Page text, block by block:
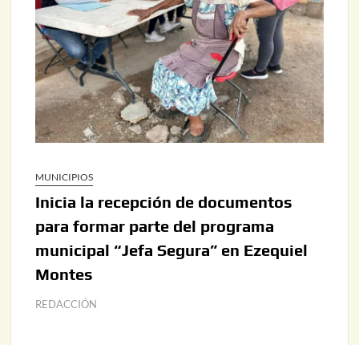
MUNICIPIOS
Inicia la recepción de documentos
para formar parte del programa
municipal “Jefa Segura” en Ezequiel
Montes
REDACCIÓN